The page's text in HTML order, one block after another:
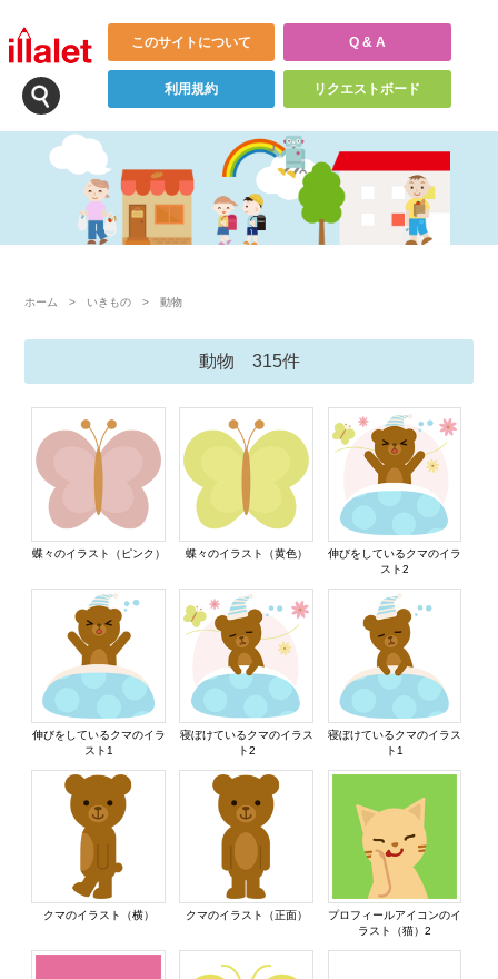
このサイトについて Q & A
利用規約 リクエストボード
ホーム > いきもの > 動物
動物 315件
蝶々のイラスト（ピンク） 蝶々のイラスト（黄色）
伸びをしているクマのイラ
スト2
伸びをしているクマのイラ
スト1
寝ぼけているクマのイラス
ト2
寝ぼけているクマのイラス
ト1
クマのイラスト（横） クマのイラスト（正面）
プロフィールアイコンのイ
ラスト（猫）2